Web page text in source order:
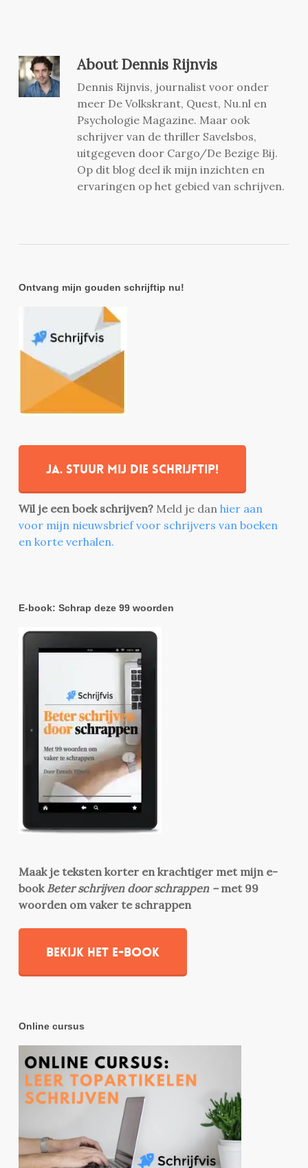
AboutDennis Rijnvis
Dennis Rijnvis, journalist voor onder
meer De Volkskrant, Quest, Nu.nl en
Psychologie Magazine. Maar ook
schrijver van de thriller Savelsbos,
uitgegeven door Cargo/De Bezige Bij.
Op dit blog deel ik mijn inzichten en
ervaringen op het gebied van schrijven.
Ontvang mijn gouden schrijftip nu!
Ja. stuur mij die schrijftip!
Wil je een boek schrijven? Meld je dan hier aan
voor mijn nieuwsbrief voor schrijvers van boeken
en korte verhalen.
E-book: Schrap deze 99 woorden
Maak je teksten korter en krachtiger met mijn e-
book Beter schrijven door schrappen –met 99
woorden om vaker te schrappen
Bekijk het e-book
Online cursus